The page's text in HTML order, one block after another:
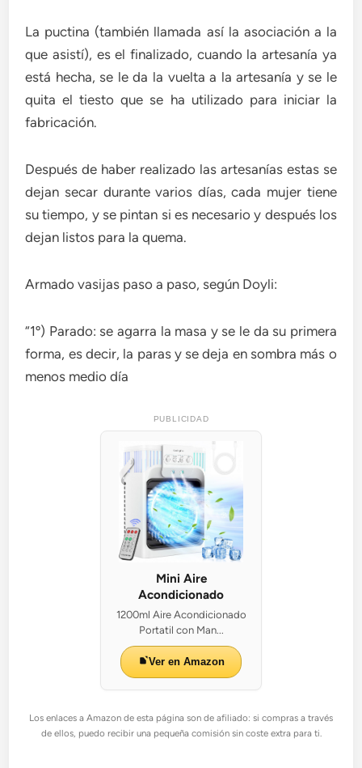
La puctina (también llamada así la asociación a la
que asistí), es el finalizado, cuando la artesanía ya
está hecha, se le da la vuelta a la artesanía y se le
quita el tiesto que se ha utilizado para iniciar la
fabricación.
Después de haber realizado las artesanías estas se
dejan secar durante varios días, cada mujer tiene
su tiempo, y se pintan si es necesario y después los
dejan listos para la quema.
Armado vasijas paso a paso, según Doyli:
“1º) Parado: se agarra la masa y se le da su primera
forma, es decir, la paras y se deja en sombra más o
menos medio día
PUBLICIDAD
Mini Aire
Acondicionado
1200ml Aire Acondicionado
Portatil con Man...
Ver en Amazon
Los enlaces a Amazon de esta página son de afiliado: si compras a través
de ellos, puedo recibir una pequeña comisión sin coste extra para ti.